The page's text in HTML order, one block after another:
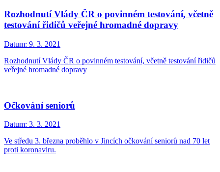
Rozhodnutí Vlády ČR o povinném testování, včetně
testování řidičů veřejné hromadné dopravy
Datum: 9. 3. 2021
Rozhodnutí Vlády ČR o povinném testování, včetně testování řidičů
veřejné hromadné dopravy
Očkování seniorů
Datum: 3. 3. 2021
Ve středu 3. března proběhlo v Jincích očkování seniorů nad 70 let
proti koronaviru.